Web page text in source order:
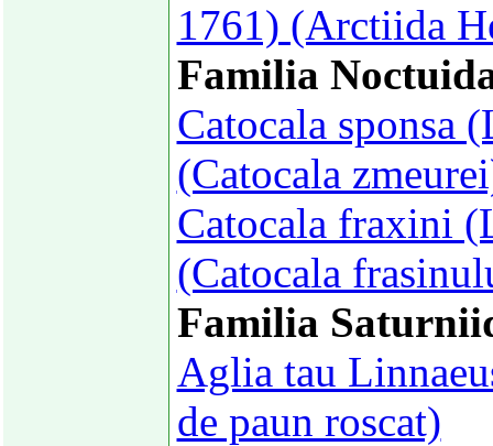
1761) (Arctiida
Familia
Catocala sponsa
(Catocala
Catocala fraxini
(Catocala
Familia
Aglia tau
de paun roscat)